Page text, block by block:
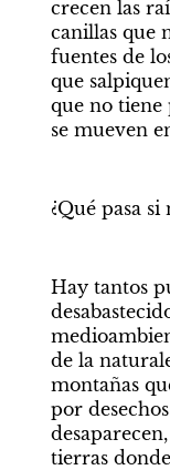
crecen las
canillas que
fuentes de
que
que no tiene
se mueven
¿Qué pasa si
Hay tantos
de la
montañas
por
tierras